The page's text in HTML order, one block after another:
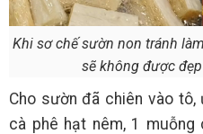
Khi sơ chế sườn non tránh
sẽ không được
Cho sườn đã chiên vào
cà phê hạt nêm, 1